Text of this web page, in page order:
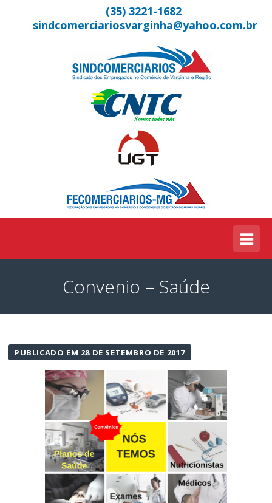
(35) 3221-1682
sindcomerciariosvarginha@yahoo.com.br
Convenio – Saúde
PUBLICADO EM 28 DE SETEMBRO DE 2017